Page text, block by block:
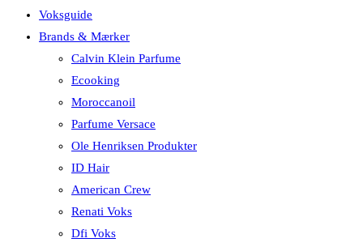
Voksguide
Brands & Mærker
Calvin Klein Parfume
Ecooking
Moroccanoil
Parfume Versace
Ole Henriksen Produkter
ID Hair
American Crew
Renati Voks
Dfi Voks